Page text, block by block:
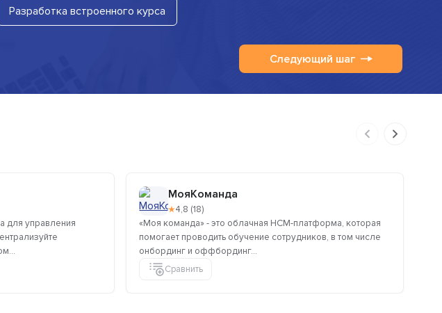
Разработка встроенного курса
Следующий шаг
для управления
МояКоманда
★4,8 (18)
«Моя команда» - это облачная HCM-платформа, которая
помогает проводить обучение сотрудников, в том числе
онбординг и оффбординг...
Сравнить